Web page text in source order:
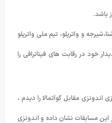
باشد.
و واترپلو، تیم ملی واترپلو
۱۹:۰۰ دومین دیدار خود در رقابت های فیناترافی را
مقابل گوآتمالا را دیدم ،
این مسابقات نشان داده و اندونزی